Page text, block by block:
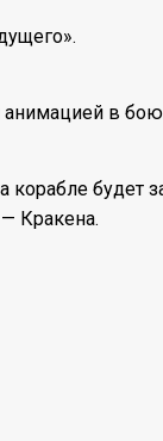
в
будет
Кракена.